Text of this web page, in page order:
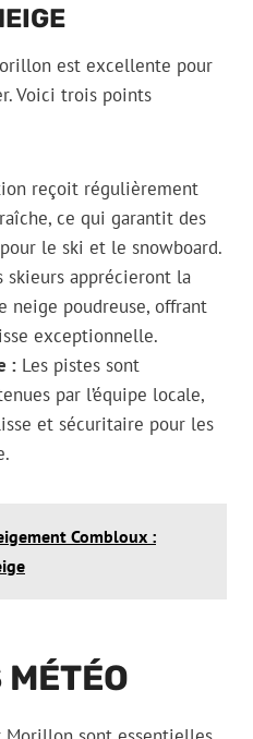
est excellente pour
Voici trois points
reçoit régulièrement
ce qui garantit des
le ski et le snowboard.
skieurs apprécieront la
neige poudreuse, offrant
exceptionnelle.
: Les pistes sont
par l’équipe locale,
et sécuritaire pour les
Combloux :